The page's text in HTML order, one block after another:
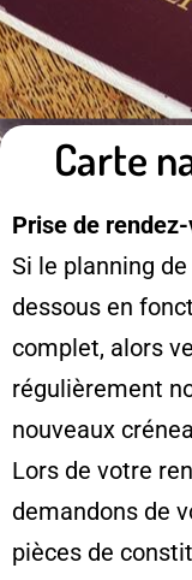
Carte
Prise de
Si le planning
dessous en
complet, alors
régulièrement
nouveaux
Lors de votre
demandons de
pièces de